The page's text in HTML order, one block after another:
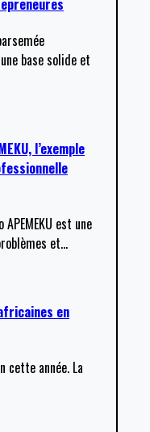
base solide et
l’exemple
est une
et…
en
cette année. La